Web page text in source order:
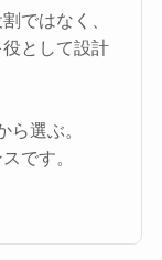
ではなく、
として設計
選ぶ。
です。